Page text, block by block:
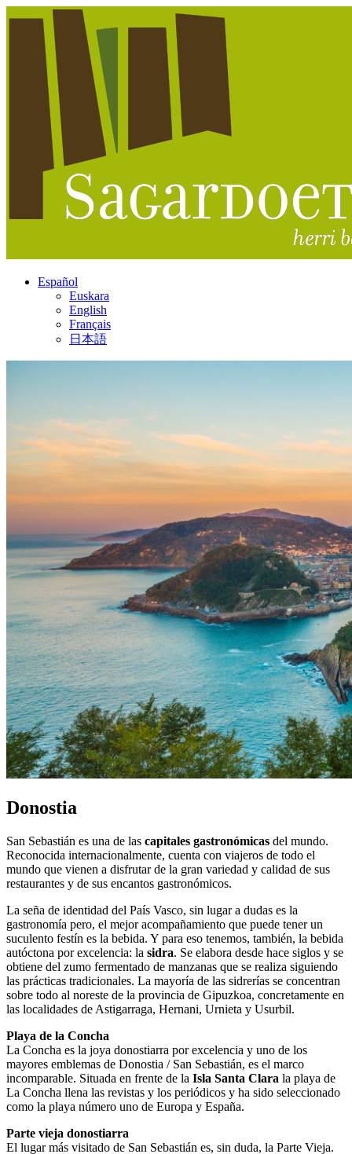
Español
Euskara
English
Français
日本語
Donostia
San Sebastián es una de las capitales gastronómicas del mundo.
Reconocida internacionalmente, cuenta con viajeros de todo el
mundo que vienen a disfrutar de la gran variedad y calidad de sus
restaurantes y de sus encantos gastronómicos.
La seña de identidad del País Vasco, sin lugar a dudas es la
gastronomía pero, el mejor acompañamiento que puede tener un
suculento festín es la bebida. Y para eso tenemos, también, la bebida
autóctona por excelencia: la sidra. Se elabora desde hace siglos y se
obtiene del zumo fermentado de manzanas que se realiza siguiendo
las prácticas tradicionales. La mayoría de las sidrerías se concentran
sobre todo al noreste de la provincia de Gipuzkoa, concretamente en
las localidades de Astigarraga, Hernani, Urnieta y Usurbil.
Playa de la Concha
La Concha es la joya donostiarra por excelencia y uno de los
mayores emblemas de Donostia / San Sebastián, es el marco
incomparable. Situada en frente de la Isla Santa Clara la playa de
La Concha llena las revistas y los periódicos y ha sido seleccionado
como la playa número uno de Europa y España.
Parte vieja donostiarra
El lugar más visitado de San Sebastián es, sin duda, la Parte Vieja.